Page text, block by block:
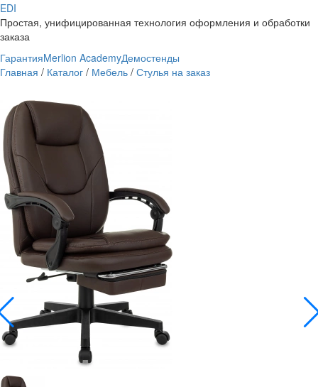
EDI
Простая, унифицированная технология оформления и обработки
заказа
ГарантияMerlion AcademyДемостенды
Главная / Каталог / Мебель / Стулья на заказ